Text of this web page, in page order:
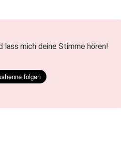
lass mich deine Stimme hören!